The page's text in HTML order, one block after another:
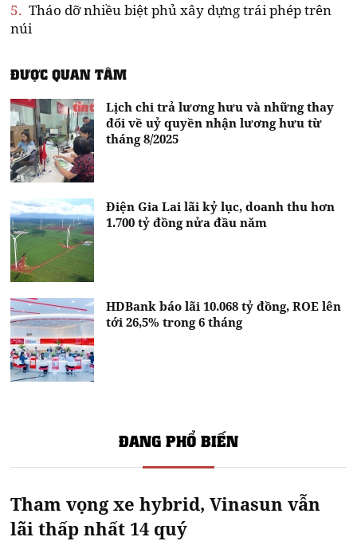
5. Tháo dỡ nhiều biệt phủ xây dựng trái phép trên
núi
ĐƯỢC QUAN TÂM
Lịch chi trả lương hưu và những thay
đổi về uỷ quyền nhận lương hưu từ
tháng 8/2025
Điện Gia Lai lãi kỷ lục, doanh thu hơn
1.700 tỷ đồng nửa đầu năm
HDBank báo lãi 10.068 tỷ đồng, ROE lên
tới 26,5% trong 6 tháng
ĐANG PHỔ BIẾN
Tham vọng xe hybrid, Vinasun vẫn
lãi thấp nhất 14 quý